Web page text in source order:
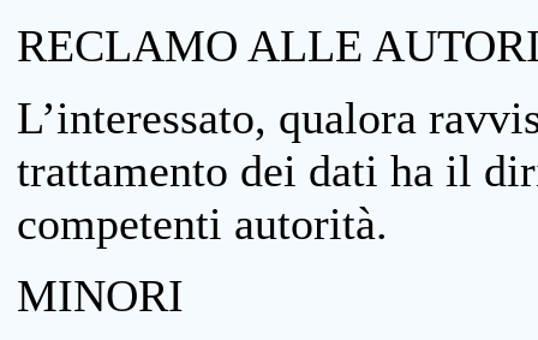
RECLAMO ALLE
L’interessato, qualora
trattamento dei dati ha il
competenti autorità.
MINORI